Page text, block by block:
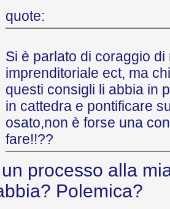
quote:
Si è parlato di coraggio
imprenditoriale ect, ma
questi consigli li abbia in
in cattedra e pontificare
osato,non è forse una
fare!!??
processo alla
Polemica?